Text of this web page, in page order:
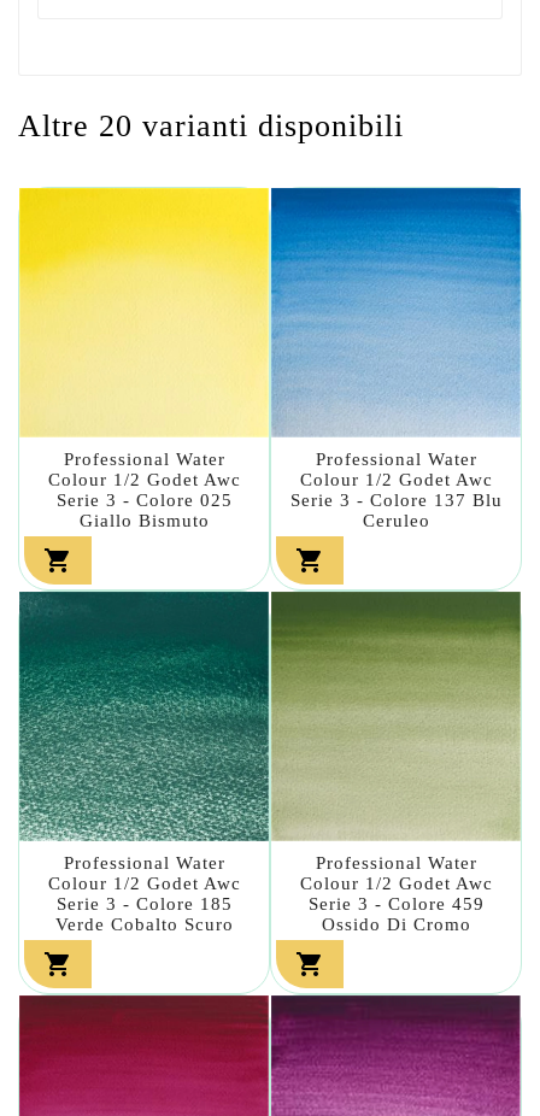
Altre 20 varianti disponibili
Professional Water
Colour 1/2 Godet Awc
Serie 3 - Colore 025
Giallo Bismuto

Professional Water
Colour 1/2 Godet Awc
Serie 3 - Colore 137 Blu
Ceruleo

Professional Water
Colour 1/2 Godet Awc
Serie 3 - Colore 185
Verde Cobalto Scuro

Professional Water
Colour 1/2 Godet Awc
Serie 3 - Colore 459
Ossido Di Cromo
